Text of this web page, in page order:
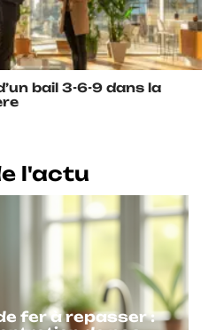
bail 3-6-9 dans la
l'actu
fer à repasser :